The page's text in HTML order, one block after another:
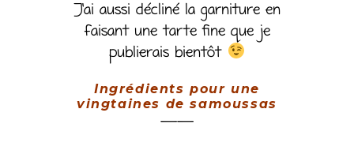
J’ai aussi décliné la garniture en
faisant une tarte fine que je
publierais bientôt
Ingrédients pour une
vingtaines de samoussas
——